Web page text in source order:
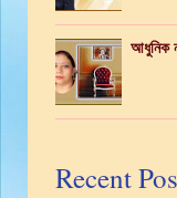
আধুনিক
Recent